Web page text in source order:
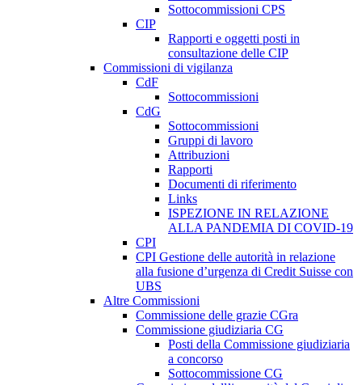
Sottocommissioni CPS
CIP
Rapporti e oggetti posti in
consultazione delle CIP
Commissioni di vigilanza
CdF
Sottocommissioni
CdG
Sottocommissioni
Gruppi di lavoro
Attribuzioni
Rapporti
Documenti di riferimento
Links
ISPEZIONE IN RELAZIONE
ALLA PANDEMIA DI COVID-19
CPI
CPI Gestione delle autorità in relazione
alla fusione d’urgenza di Credit Suisse con
UBS
Altre Commissioni
Commissione delle grazie CGra
Commissione giudiziaria CG
Posti della Commissione giudiziaria
a concorso
Sottocommissione CG